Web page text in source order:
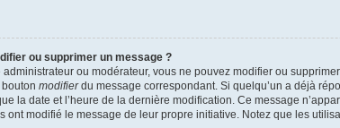
ou supprimer un message ?
administrateur ou modérateur, vous ne pouvez modifier ou
modifierdu message correspondant. Si quelqu’un a déjà
la date et l’heure de la dernière modification. Ce message
ont modifié le message de leur propre initiative. Notez que les